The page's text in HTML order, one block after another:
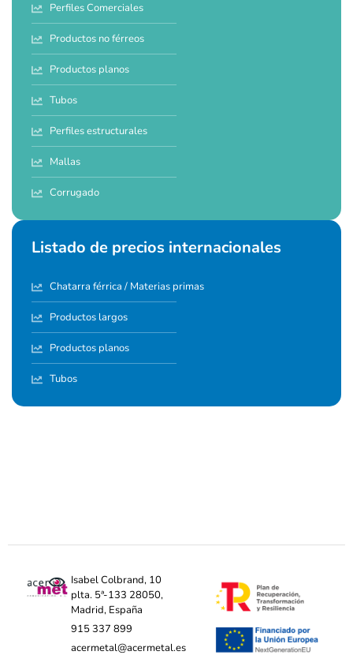
Perfiles Comerciales
Productos no férreos
Productos planos
Tubos
Perfiles estructurales
Mallas
Corrugado
Listado de precios internacionales
Chatarra férrica / Materias primas
Productos largos
Productos planos
Tubos
Isabel Colbrand, 10
plta. 5ª-133 28050,
Madrid, España
915 337 899
acermetal@acermetal.es